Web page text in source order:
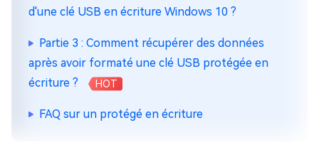
d'une clé USB en écriture Windows 10 ?
Partie 3 : Comment récupérer des données
après avoir formaté une clé USB protégée en
écriture ?
HOT
FAQ sur un protégé en écriture